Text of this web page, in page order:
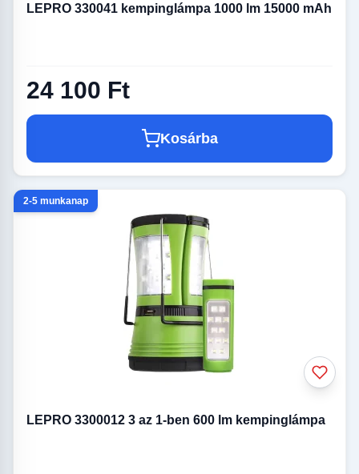
LEPRO 330041 kempinglámpa 1000 lm 15000 mAh
24 100 Ft
Kosárba
2-5 munkanap
LEPRO 3300012 3 az 1-ben 600 lm kempinglámpa